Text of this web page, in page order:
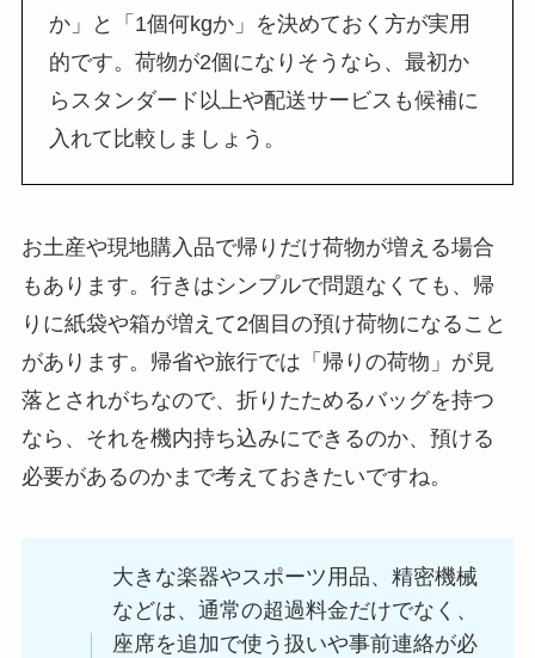
か」と「1個何kgか」を決めておく方が実用
的です。荷物が2個になりそうなら、最初か
らスタンダード以上や配送サービスも候補に
入れて比較しましょう。
お土産や現地購入品で帰りだけ荷物が増える場合
もあります。行きはシンプルで問題なくても、帰
りに紙袋や箱が増えて2個目の預け荷物になること
があります。帰省や旅行では「帰りの荷物」が見
落とされがちなので、折りたためるバッグを持つ
なら、それを機内持ち込みにできるのか、預ける
必要があるのかまで考えておきたいですね。
大きな楽器やスポーツ用品、精密機械
などは、通常の超過料金だけでなく、
座席を追加で使う扱いや事前連絡が必